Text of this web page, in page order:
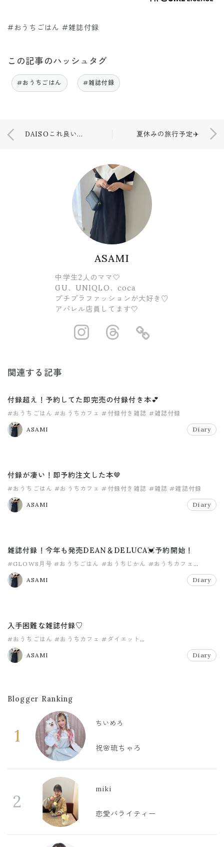
#おうちごはん #雑誌付録
この記事のハッシュタグ
#おうちごはん #雑誌付録
DAISOこれ良い！💕 夏休みの旅行予定✈️
ASAMI
中学生2人のママ🤍
GU、UNIQLO、coca
プチプラファッションが大好き♡
アパレル店員してます🤍
https://https://
関連する記事
付録超え！予約してた即完売の付録付き本💕
#おうちごはん #おうちカフェ #付録付き雑誌 #雑誌付録
ASAMI Diary
付録が凄い！即予約注文した本🤎
#おうちごはん #おうちカフェ #付録付き雑誌 #雑誌 #雑誌付録
ASAMI Diary
雑誌付録！今年も発売DEAN＆DELUCA💓予約開始！
#GLOW8月号 #おうちごはん #おうちじかん #おうちカフェ
#ディーンアンドデルーカ
ASAMI
Diary
入手困難な雑誌付録♡
#おうちごはん #おうちカフェ #ダイエット
#ディーンアンドデルーカ
ASAMI
Diary
Blogger Ranking
1
ちいめろ
祝🌸琉ちゃろ
2
miki
恋愛バライティー